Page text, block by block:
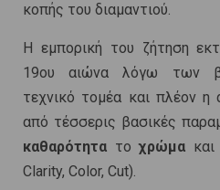
κοπής του διαμαντιού.
Η εμπορική του ζήτηση
19ου αιώνα λόγω των
τεχνικό τομέα και πλέον η
από τέσσερις βασικές
καθαρότητα τοχρώμα
Clarity, Color, Cut).